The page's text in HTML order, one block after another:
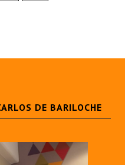
DE BARILOCHE